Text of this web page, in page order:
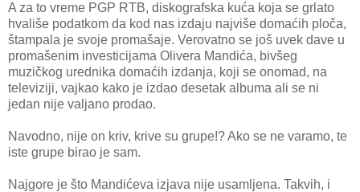
A za to vreme PGP RTB, diskografska kuća koja se grlato
hvališe podatkom da kod nas izdaju najviše domaćih ploča,
štampala je svoje promašaje. Verovatno se još uvek dave u
promašenim investicijama Olivera Mandića, bivšeg
muzičkog urednika domaćih izdanja, koji se onomad, na
televiziji, vajkao kako je izdao desetak albuma ali se ni
jedan nije valjano prodao.
Navodno, nije on kriv, krive su grupe!? Ako se ne varamo, te
iste grupe birao je sam.
Najgore je što Mandićeva izjava nije usamljena. Takvih, i